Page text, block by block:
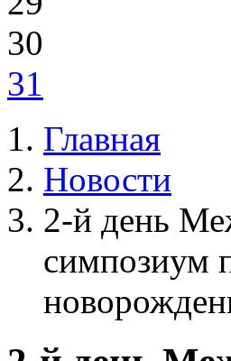
30
31
Главная
Новости
2-й день
симпозиум